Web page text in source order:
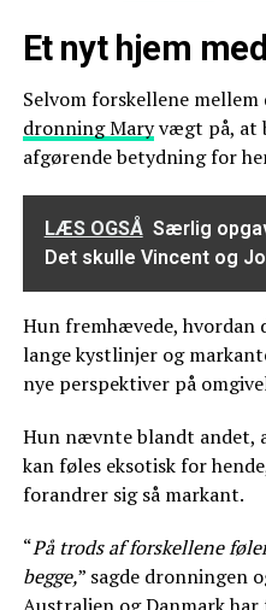
Et nyt hjem
Selvom forskellene
dronning Maryvægt på, at
afgørende betydning for
LÆS OGSÅ Særlig
Det skulle Vincent og
Hun fremhævede, hvordan
lange kystlinjer og
nye perspektiver på
Hun nævnte blandt andet,
kan føles eksotisk for
forandrer sig så markant.
“På trods af forskellene
begge,” sagde dronningen